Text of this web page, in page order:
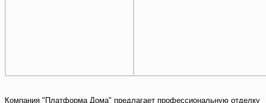
Компания "Платформа Дома" предлагает профессиональную отделку